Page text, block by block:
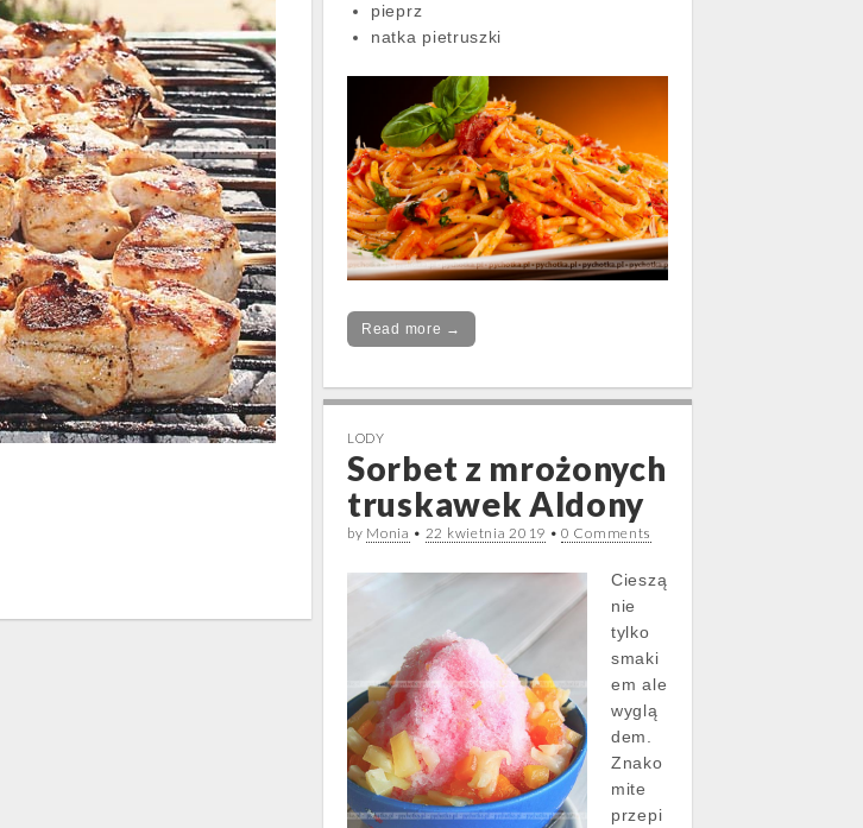
pieprz
natka pietruszki
Read more →
LODY
Sorbet z mrożonych
truskawek Aldony
by Monia • 22 kwietnia 2019 •0 Comments
Cieszą
nie
tylko
smaki
em ale
wyglą
dem.
Znako
mite
przepi